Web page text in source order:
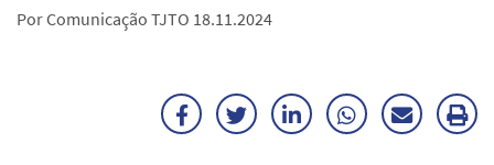
Por Comunicação TJTO 18.11.2024
FacebookTwitterLinkedInWhatsApp
Enviar